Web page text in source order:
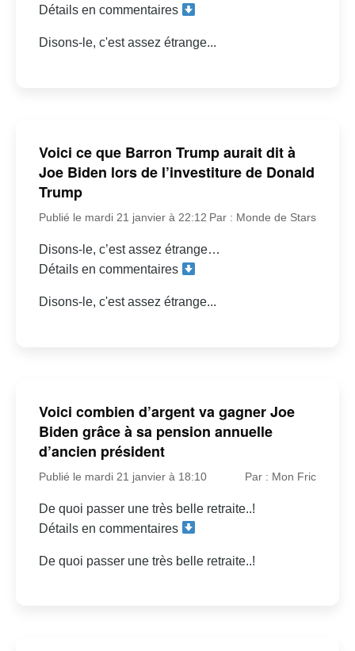
Détails en commentaires
Disons-le, c'est assez étrange...
Voici ce que Barron Trump aurait dit à
Joe Biden lors de l’investiture de Donald
Trump
Publié le mardi 21 janvier à 22:12 Par : Monde de Stars
Disons-le, c’est assez étrange…
Détails en commentaires
Disons-le, c'est assez étrange...
Voici combien d’argent va gagner Joe
Biden grâce à sa pension annuelle
d’ancien président
Publié le mardi 21 janvier à 18:10 Par : Mon Fric
De quoi passer une très belle retraite..!
Détails en commentaires
De quoi passer une très belle retraite..!